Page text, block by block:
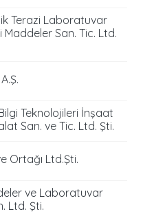
Terazi Laboratuvar
Maddeler San. Tic. Ltd.
Teknolojileri İnşaat
San. ve Tic. Ltd. Şti.
Ortağı Ltd.Şti.
ve Laboratuvar
Ltd. Şti.